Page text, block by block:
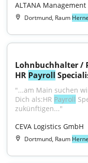
ALTANA
Dortmund, Raum Herne
Lohnbuchhalter /
HR Payroll
"...am Main suchen
Dich als:HR Payroll
zukünftigen..."
CEVA Logistics GmbH
Dortmund, Raum Herne